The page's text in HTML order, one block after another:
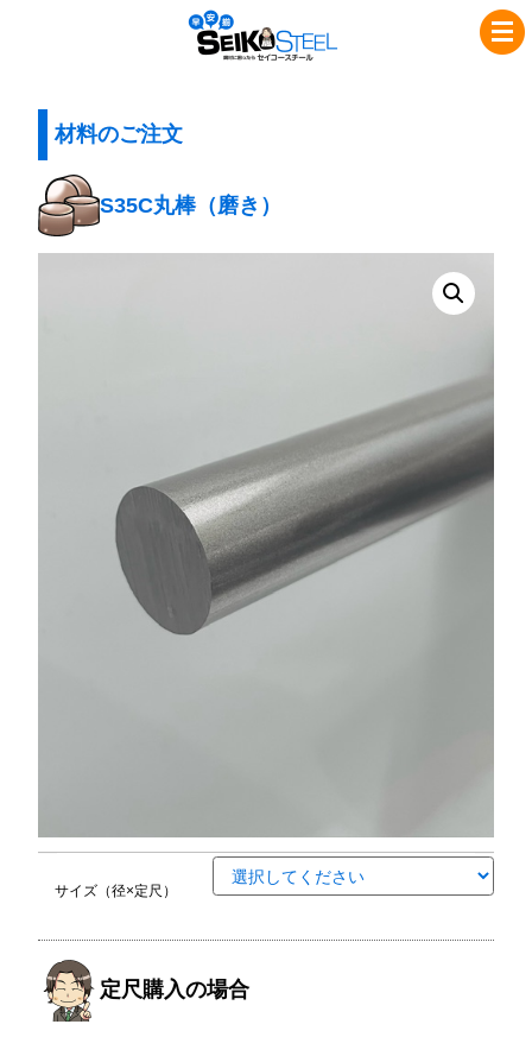
セ
イ
チ
ー
材料のご注文
S35C丸棒（磨き）
サイズ（径×定尺）
定尺購入の場合